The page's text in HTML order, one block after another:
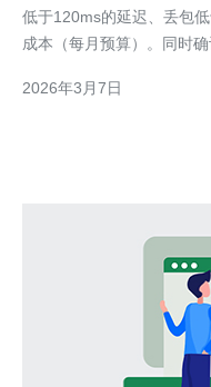
低于120ms的延迟、丢包
成本（每月预算）。同时
2026年3月7日